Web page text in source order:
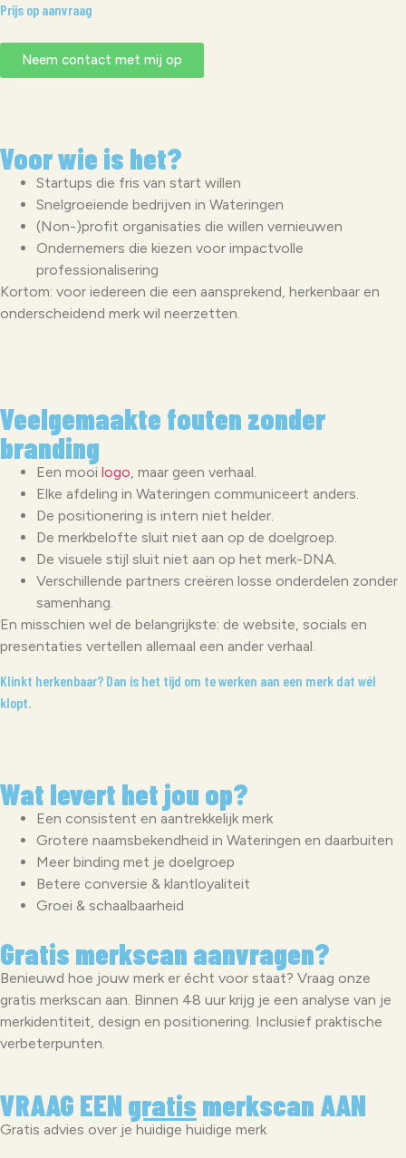
Prijs op aanvraag
Neem contact met mij op
Voor wie is het?
Startups die fris van start willen
Snelgroeiende bedrijven in Wateringen
(Non-)profit organisaties die willen vernieuwen
Ondernemers die kiezen voor impactvolle
professionalisering
Kortom: voor iedereen die een aansprekend, herkenbaar en
onderscheidend merk wil neerzetten.
Veelgemaakte fouten zonder
branding
Een mooi logo, maar geen verhaal.
Elke afdeling in Wateringen communiceert anders.
De positionering is intern niet helder.
De merkbelofte sluit niet aan op de doelgroep.
De visuele stijl sluit niet aan op het merk-DNA.
Verschillende partners creëren losse onderdelen zonder
samenhang.
En misschien wel de belangrijkste: de website, socials en
presentaties vertellen allemaal een ander verhaal.
Klinkt herkenbaar? Dan is het tijd om te werken aan een merk dat wél
klopt.
Wat levert het jou op?
Een consistent en aantrekkelijk merk
Grotere naamsbekendheid in Wateringen en daarbuiten
Meer binding met je doelgroep
Betere conversie & klantloyaliteit
Groei & schaalbaarheid
Gratis merkscan aanvragen?
Benieuwd hoe jouw merk er écht voor staat? Vraag onze
gratis merkscan aan. Binnen 48 uur krijg je een analyse van je
merkidentiteit, design en positionering. Inclusief praktische
verbeterpunten.
VRAAG EEN gratis merkscan AAN
Gratis advies over je huidige huidige merk